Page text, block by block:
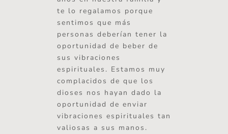
te lo regalamos porque
sentimos que más
personas deberían tener la
oportunidad de beber de
sus vibraciones
espirituales. Estamos muy
complacidos de que los
dioses nos hayan dado la
oportunidad de enviar
vibraciones espirituales tan
valiosas a sus manos.